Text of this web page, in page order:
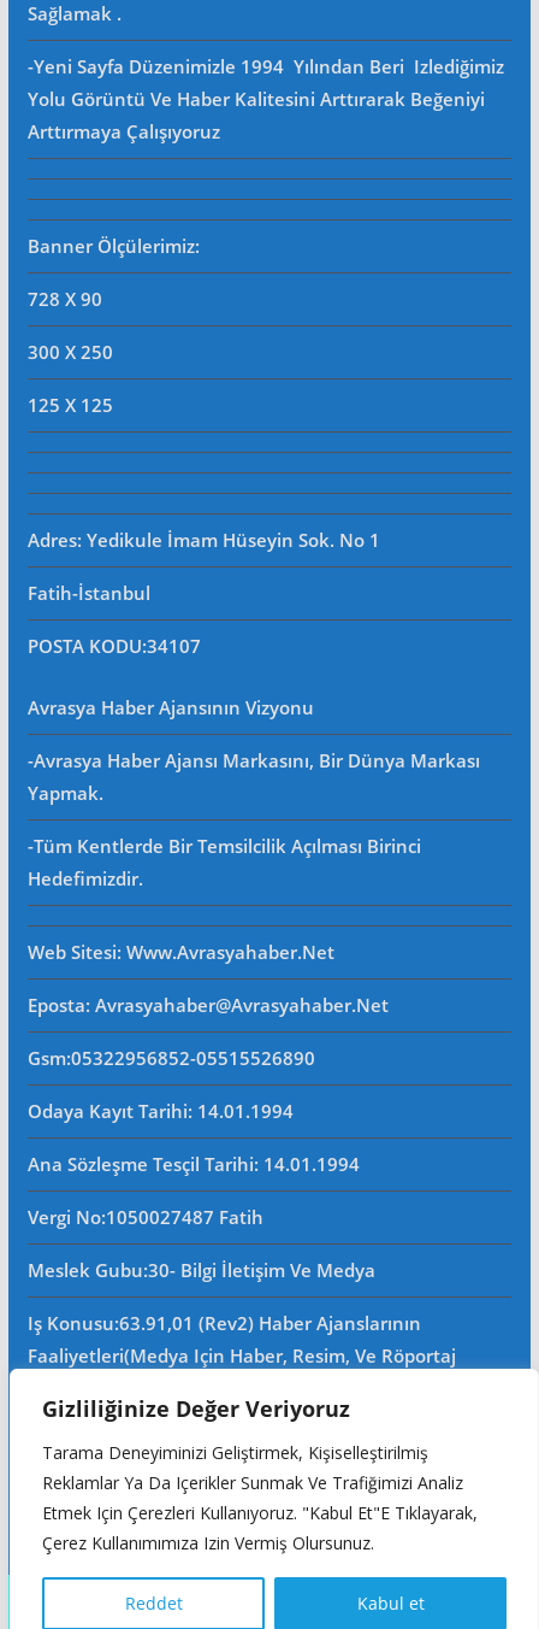
Gizliliğinize Değer Veriyoruz
Tarama Deneyiminizi Geliştirmek, Kişiselleştirilmiş
Reklamlar Ya Da Içerikler Sunmak Ve Trafiğimizi Analiz
Etmek Için Çerezleri Kullanıyoruz. "Kabul Et"e Tıklayarak,
Çerez Kullanımımıza Izin Vermiş Olursunuz.
Reddet Kabul et
Sağlamak .
-Yeni Sayfa Düzenimizle 1994 Yılından Beri Izlediğimiz
Yolu Görüntü Ve Haber Kalitesini Arttırarak Beğeniyi
Arttırmaya Çalışıyoruz
Banner Ölçülerimiz:
728 X 90
300 X 250
125 X 125
Adres: Yedikule İmam Hüseyin Sok. No 1
Fatih-İstanbul
POSTA KODU:34107
Avrasya Haber Ajansının Vizyonu
-Avrasya Haber Ajansı Markasını, Bir Dünya Markası
Yapmak.
-Tüm Kentlerde Bir Temsilcilik Açılması Birinci
Hedefimizdir.
Web Sitesi: Www.avrasyahaber.net
Eposta: Avrasyahaber@avrasyahaber.net
Gsm:05322956852-05515526890
Odaya Kayıt Tarihi: 14.01.1994
Ana Sözleşme Tesçil Tarihi: 14.01.1994
Vergi No:1050027487 Fatih
Meslek Gubu:30- Bilgi İletişim Ve Medya
Iş Konusu:63.91,01 (Rev2) Haber Ajanslarının
Faaliyetleri(Medya Için Haber, Resim, Ve Röportaj
Faaliyetleri)iştigal Konusu Ile Ilgili Olarak Fotoğrafçılık,
Filimcilik, Yayıncılık, Prodöktörlük, Reklamcılık Işleri Ile
Ana Sözleşmede Yazılı Olan Diğer Işleri Yapar.
Mersis No: 0105002748700015
Copyright © 2026